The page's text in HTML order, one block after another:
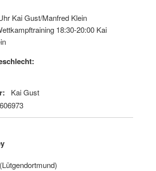
Kai Gust/Manfred Klein
18:30-20:00 Kai
Kai Gust